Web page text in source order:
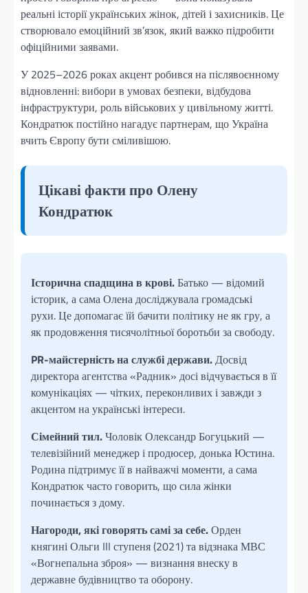
реальні історії українських жінок, дітей і захисників. Це
створювало емоційний зв’язок, який важко підробити
офіційними заявами.
У 2025–2026 роках акцент робився на післявоєнному
відновленні: вибори в умовах безпеки, відбудова
інфраструктури, роль військових у цивільному житті.
Кондратюк постійно нагадує партнерам, що Україна
вчить Європу бути сміливішою.
Цікаві факти про Олену
Кондратюк
Історична спадщина в крові.Батько — відомий
історик, а сама Олена досліджувала громадські
рухи. Це допомагає їй бачити політику не як гру, а
як продовження тисячолітньої боротьби за свободу.
PR-майстерність на службі держави.Досвід
директора агентства «Радник» досі відчувається в її
комунікаціях — чітких, переконливих і завжди з
акцентом на українські інтереси.
Сімейний тил.Чоловік Олександр Богуцький —
телевізійний менеджер і продюсер, донька Юстина.
Родина підтримує її в найважчі моменти, а сама
Кондратюк часто говорить, що сила жінки
починається з дому.
Нагороди, які говорять самі за себе.Орден
княгині Ольги III ступеня (2021) та відзнака МВС
«Вогнепальна зброя» — визнання внеску в
державне будівництво та оборону.